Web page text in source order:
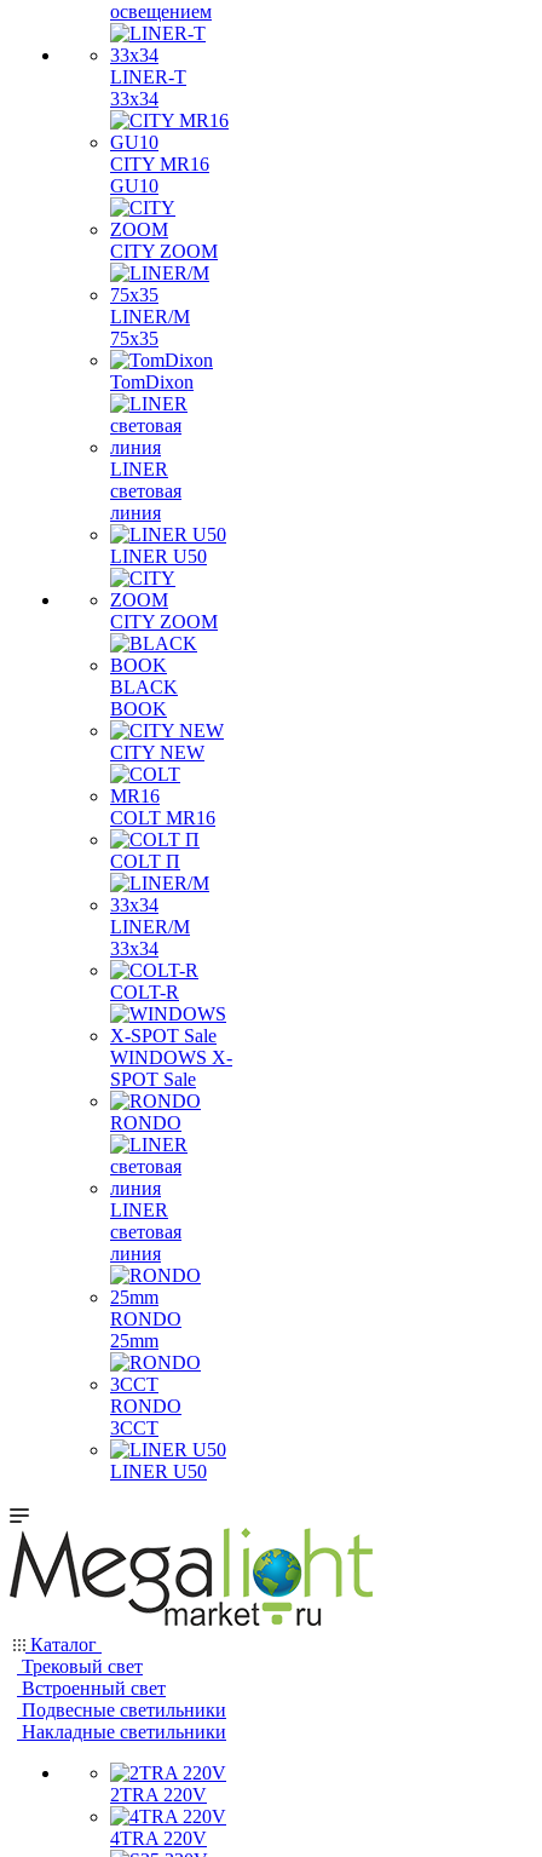
освещением
LINER-T
33x34
CITY MR16
GU10
CITY ZOOM
LINER/M
75х35
TomDixon
LINER
световая
линия
LINER U50
CITY ZOOM
BLACK
BOOK
CITY NEW
COLT MR16
COLT П
LINER/М
33х34
COLT-R
WINDOWS X-
SPOT Sale
RONDO
LINER
световая
линия
RONDO
25mm
RONDO
3CCT
LINER U50
Каталог
Трековый свет
Встроенный свет
Подвесные светильники
Накладные светильники
2TRA 220V
4TRA 220V